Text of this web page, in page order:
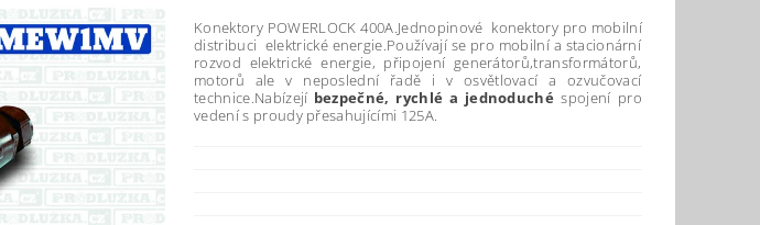
Konektory POWERLOCK 400A.Jednopinové konektory pro mobilní
distribuci elektrické energie.Používají se pro mobilní a stacionární
rozvod elektrické energie, připojení generátorů,transformátorů,
motorů ale v neposlední řadě i v osvětlovací a ozvučovací
technice.Nabízejí bezpečné, rychlé a jednoduché spojení pro
vedení s proudy přesahujícími 125A.